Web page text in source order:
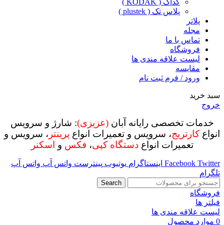
پلاس تک ( plustek )
پلاتر
مجله
تماس با ما
فروشگاه
لیست علاقه مندی ها
مقایسه
ورود / فرم ثبت نام
سبد خرید
خروج
خدمات تخصصی رایانه آبان (عزیزی): شارژ و سرویس
انواع کارتریج، سرویس و تعمیرات انواع پرینتر ، سرویس و
تعمیرات انواعدستگاه کپی، فکس و اسکنر
Facebook Twitter اینستاگرام یوتیوب پینترست واتس آپ واتس آپ
تلگرام
Search
فروشگاه
فیلتر ها
لیست علاقه مندی ها
0 موارد محصول